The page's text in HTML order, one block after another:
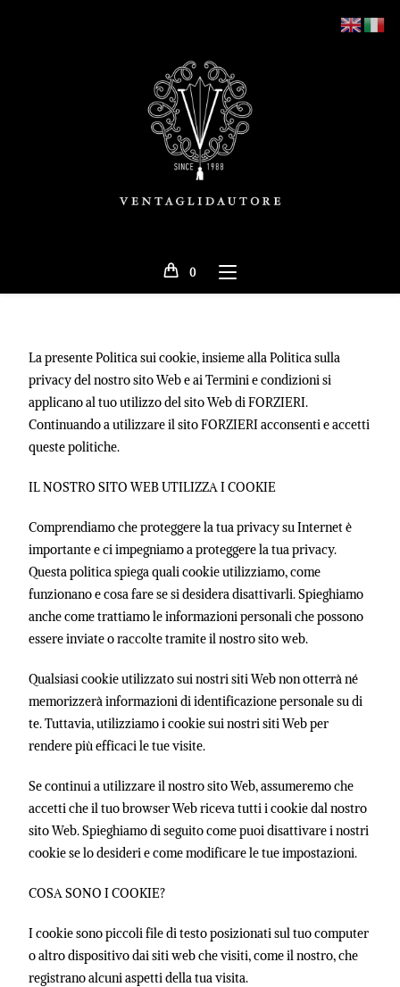
0
La presente Politica sui cookie, insieme alla Politica sulla
privacy del nostro sito Web e ai Termini e condizioni si
applicano al tuo utilizzo del sito Web di FORZIERI.
Continuando a utilizzare il sito FORZIERI acconsenti e accetti
queste politiche.
IL NOSTRO SITO WEB UTILIZZA I COOKIE
Comprendiamo che proteggere la tua privacy su Internet è
importante e ci impegniamo a proteggere la tua privacy.
Questa politica spiega quali cookie utilizziamo, come
funzionano e cosa fare se si desidera disattivarli. Spieghiamo
anche come trattiamo le informazioni personali che possono
essere inviate o raccolte tramite il nostro sito web.
Qualsiasi cookie utilizzato sui nostri siti Web non otterrà né
memorizzerà informazioni di identificazione personale su di
te. Tuttavia, utilizziamo i cookie sui nostri siti Web per
rendere più efficaci le tue visite.
Se continui a utilizzare il nostro sito Web, assumeremo che
accetti che il tuo browser Web riceva tutti i cookie dal nostro
sito Web. Spieghiamo di seguito come puoi disattivare i nostri
cookie se lo desideri e come modificare le tue impostazioni.
COSA SONO I COOKIE?
I cookie sono piccoli file di testo posizionati sul tuo computer
o altro dispositivo dai siti web che visiti, come il nostro, che
registrano alcuni aspetti della tua visita.